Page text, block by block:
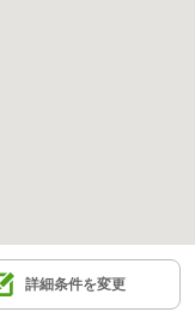
詳細条件を変更